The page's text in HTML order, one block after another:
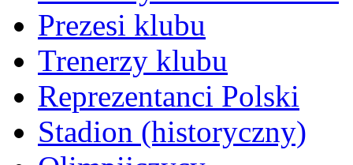
Prezesi klubu
Trenerzy klubu
Reprezentanci Polski
Stadion (historyczny)